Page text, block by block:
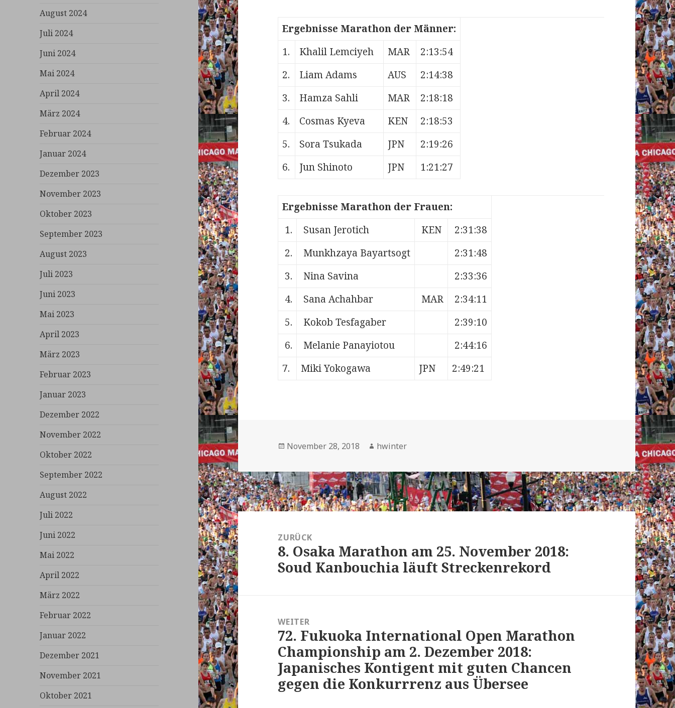
August 2024
Juli 2024
Juni 2024
Mai 2024
April 2024
März 2024
Februar 2024
Januar 2024
Dezember 2023
November 2023
Oktober 2023
September 2023
August 2023
Juli 2023
Juni 2023
Mai 2023
April 2023
März 2023
Februar 2023
Januar 2023
Dezember 2022
November 2022
Oktober 2022
September 2022
August 2022
Juli 2022
Juni 2022
Mai 2022
April 2022
März 2022
Februar 2022
Januar 2022
Dezember 2021
November 2021
Oktober 2021
Ergebnisse Marathon der Männer:
1.
Khalil Lemciyeh MAR
2:13:54
2.
Liam Adams AUS
2:14:38
3.
Hamza Sahli MAR
2:18:18
4.
Cosmas Kyeva KEN
2:18:53
5.
Sora Tsukada JPN
2:19:26
6.
Jun Shinoto JPN 1:21:27
Ergebnisse Marathon der Frauen:
1.
Susan Jerotich KEN
2:31:38
2.
Munkhzaya Bayartsogt
2:31:48
3.
Nina Savina
2:33:36
4.
Sana Achahbar MAR
2:34:11
5.
Kokob Tesfagaber
2:39:10
6.
Melanie Panayiotou
2:44:16
7.
Miki Yokogawa JPN 2:49:21
Veröffentlicht
November 28, 2018 Autor
hwinter
Beitrags-
NavigationZURÜCK
Vorheriger
Beitrag:
8. Osaka Marathon am 25. November 2018:
Soud Kanbouchia läuft Streckenrekord
WEITER
Nächster
Beitrag:
72. Fukuoka International Open Marathon
Championship am 2. Dezember 2018:
Japanisches Kontigent mit guten Chancen
gegen die Konkurrrenz aus Übersee